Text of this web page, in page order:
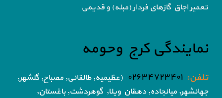
تعمیر اجاق گاز‌های فردار (مبله) و قدیمی
نمایندگی کرج وحومه
تلفن: ۰۲۶۳۴۷۲۳۴۰۱
(عظیمیه, طالقانی, مصباح, گلشهر,
جهانشهر, میانجاده, دهقان ویلا, گوهردشت, باغستان,